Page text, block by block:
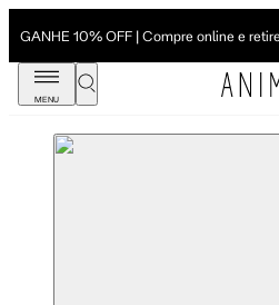
GANHE 10% OFF | Compre online e
MENU